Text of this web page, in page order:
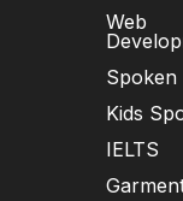
Web
Spoken
Kids
IELTS